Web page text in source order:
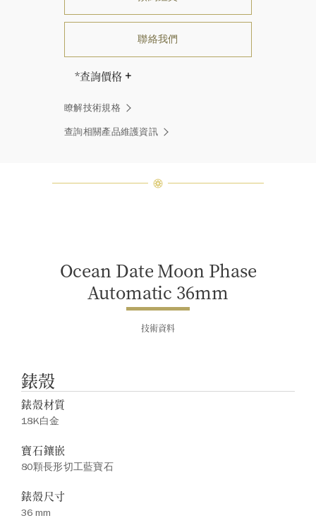
聯絡我們
*查詢價格
兩顆相同的鑽石。」 海瑞溫斯頓的每
一件高級珠寶作品也是如此：每個寶
石皆與眾不同而採用獨特鑲嵌方式，
瞭解技術規格
查詢相關產品維護資訊
Ocean Date Moon Phase
Automatic 36mm
技術資料
錶殼
錶殼材質
18K白金
寶石鑲嵌
80顆長形切工藍寶石
錶殼尺寸
36 mm